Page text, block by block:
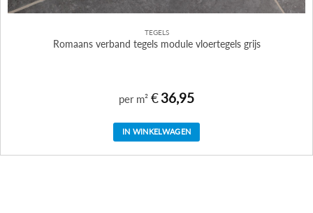
TEGELS
Romaans verband tegels module vloertegels grijs
per m² €36,95
IN WINKELWAGEN